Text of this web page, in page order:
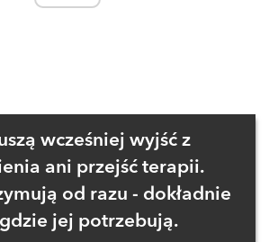
wcześniej wyjść z
ani przejść terapii.
od razu - dokładnie
jej potrzebują.